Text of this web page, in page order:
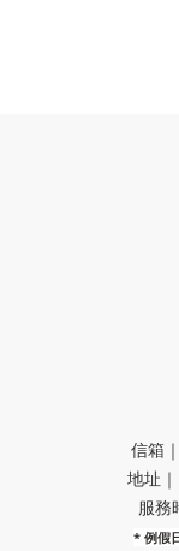
信箱
地址
服務
* 例假